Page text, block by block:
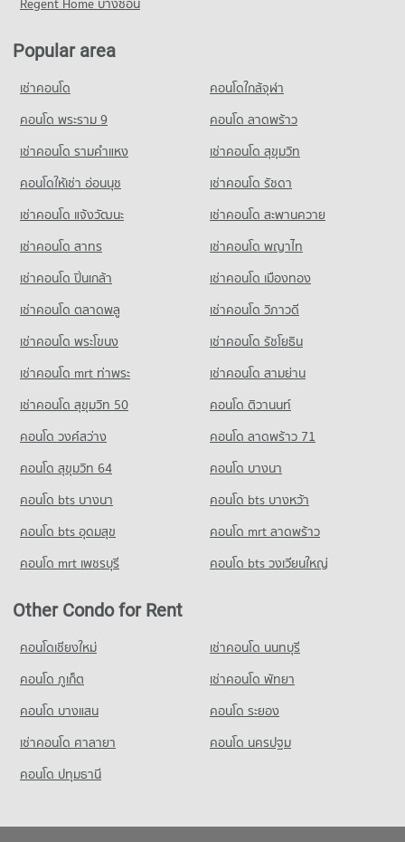
Regent Home บางซ่อน
Popular area
เช่าคอนโด
คอนโดใกล้จุฬา
คอนโด พระราม 9
คอนโด ลาดพร้าว
เช่าคอนโด รามคําแหง
เช่าคอนโด สุขุมวิท
คอนโดให้เช่า อ่อนนุช
เช่าคอนโด รัชดา
เช่าคอนโด แจ้งวัฒนะ
เช่าคอนโด สะพานควาย
เช่าคอนโด สาทร
เช่าคอนโด พญาไท
เช่าคอนโด ปิ่นเกล้า
เช่าคอนโด เมืองทอง
เช่าคอนโด ตลาดพลู
เช่าคอนโด วิภาวดี
เช่าคอนโด พระโขนง
เช่าคอนโด รัชโยธิน
เช่าคอนโด mrt ท่าพระ
เช่าคอนโด สามย่าน
เช่าคอนโด สุขุมวิท 50
คอนโด ติวานนท์
คอนโด วงศ์สว่าง
คอนโด ลาดพร้าว 71
คอนโด สุขุมวิท 64
คอนโด บางนา
คอนโด bts บางนา
คอนโด bts บางหว้า
คอนโด bts อุดมสุข
คอนโด mrt ลาดพร้าว
คอนโด mrt เพชรบุรี
คอนโด bts วงเวียนใหญ่
Other Condo for Rent
คอนโดเชียงใหม่
เช่าคอนโด นนทบุรี
คอนโด ภูเก็ต
เช่าคอนโด พัทยา
คอนโด บางแสน
คอนโด ระยอง
เช่าคอนโด ศาลายา
คอนโด นครปฐม
คอนโด ปทุมธานี